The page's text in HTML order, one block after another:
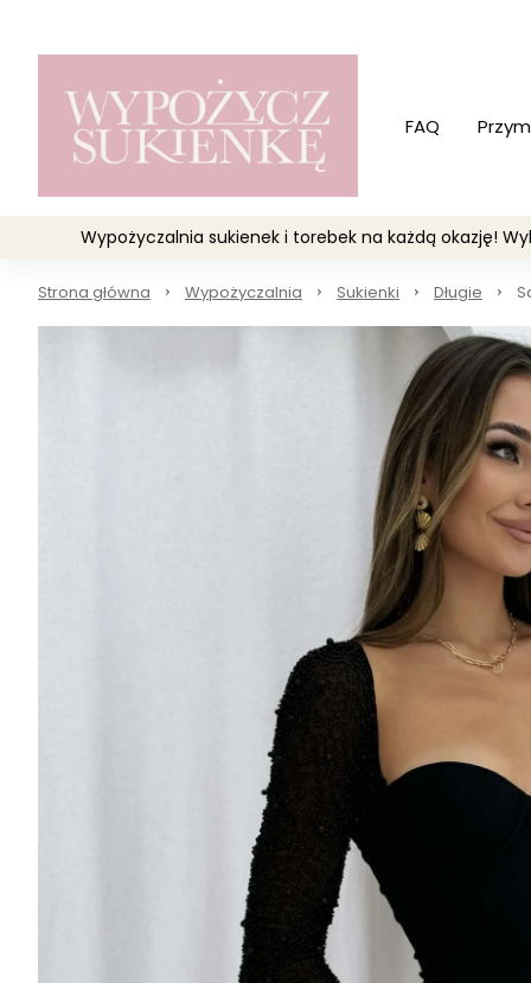
FAQ
Wypożyczalnia sukienek i torebek na każdą okazję!
Strona główna Wypożyczalnia Sukienki Długie